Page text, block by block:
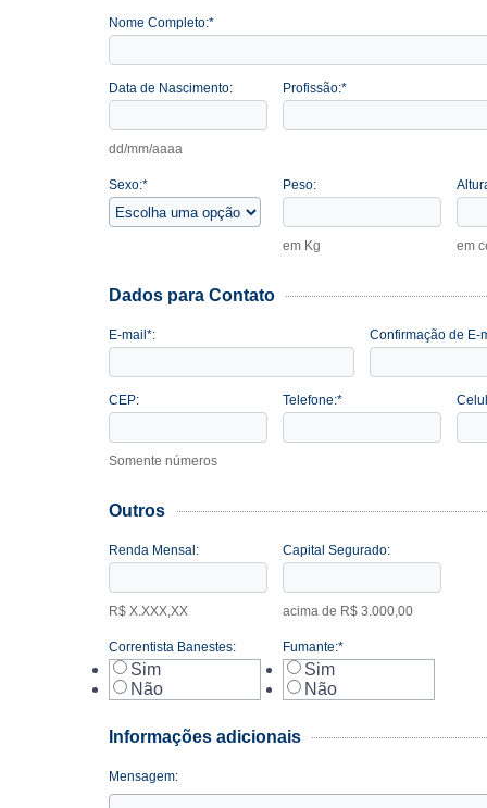
Nome Completo:*
Data de Nascimento:
dd/mm/aaaa
Profissão:*
Sexo:* Peso:
em Kg em
Dados para Contato
E-mail*: Confirmação de E-
CEP:
Somente números
Telefone:*
Outros
Renda Mensal:
R$ X.XXX,XX
Capital Segurado:
acima de R$ 3.000,00
Correntista Banestes:
Sim
Não
Fumante:*
Sim
Não
Informações adicionais
Mensagem: